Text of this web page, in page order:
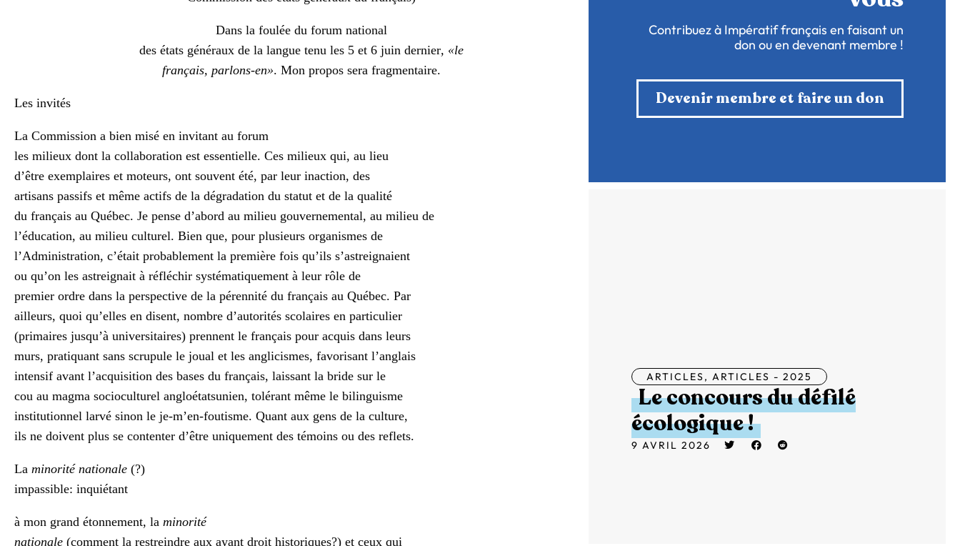
Dans la foulée du forum national
des états généraux de la langue tenu les 5 et 6 juin dernier, «le
français, parlons-en». Mon propos sera fragmentaire.
Les invités
La Commission a bien misé en invitant au forum
les milieux dont la collaboration est essentielle. Ces milieux qui, au lieu
d’être exemplaires et moteurs, ont souvent été, par leur inaction, des
artisans passifs et même actifs de la dégradation du statut et de la qualité
du français au Québec. Je pense d’abord au milieu gouvernemental, au milieu de
l’éducation, au milieu culturel. Bien que, pour plusieurs organismes de
l’Administration, c’était probablement la première fois qu’ils s’astreignaient
ou qu’on les astreignait à réfléchir systématiquement à leur rôle de
premier ordre dans la perspective de la pérennité du français au Québec. Par
ailleurs, quoi qu’elles en disent, nombre d’autorités scolaires en particulier
(primaires jusqu’à universitaires) prennent le français pour acquis dans leurs
murs, pratiquant sans scrupule le joual et les anglicismes, favorisant l’anglais
intensif avant l’acquisition des bases du français, laissant la bride sur le
cou au magma socioculturel angloétatsunien, tolérant même le bilinguisme
institutionnel larvé sinon le je-m’en-foutisme. Quant aux gens de la culture,
ils ne doivent plus se contenter d’être uniquement des témoins ou des reflets.
La minorité nationale (?)
impassible: inquiétant
à mon grand étonnement, la minorité
nationale (comment la restreindre aux ayant droit historiques?) et ceux qui
Contribuez à Impératif français en faisant un
don ou en devenant membre !
Devenir membre et faire un don
ARTICLES, ARTICLES - 2025
Le concours du défilé
écologique !
9 AVRIL 2026